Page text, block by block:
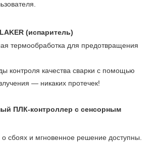
(испаритель)
термообработка для предотвращения
контроля качества сварки с помощью
— никаких протечек!
ПЛК-контроллер с сенсорным
сбоях и мгновенное решение доступны.